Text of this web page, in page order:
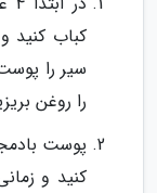
سیر را
را روغن
پوست
کنید و